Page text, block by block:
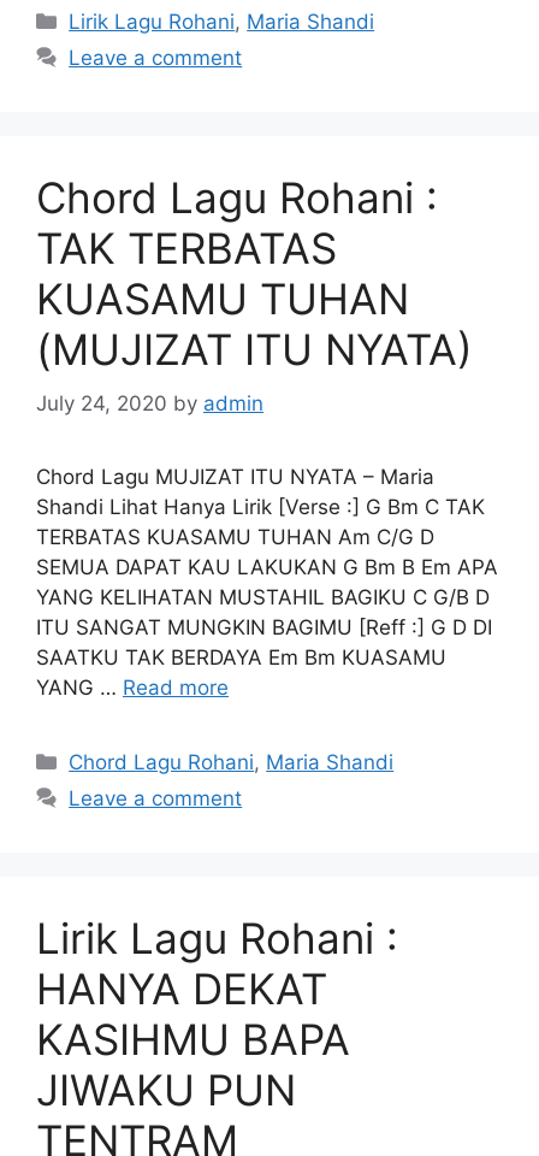
Categories
Lirik Lagu Rohani, Maria Shandi
Leave a comment
Chord Lagu Rohani :
TAK TERBATAS
KUASAMU TUHAN
(MUJIZAT ITU NYATA)
July 24, 2020 by admin
Chord Lagu MUJIZAT ITU NYATA – Maria
Shandi Lihat Hanya Lirik [Verse :] G Bm C TAK
TERBATAS KUASAMU TUHAN Am C/G D
SEMUA DAPAT KAU LAKUKAN G Bm B Em APA
YANG KELIHATAN MUSTAHIL BAGIKU C G/B D
ITU SANGAT MUNGKIN BAGIMU [Reff :] G D DI
SAATKU TAK BERDAYA Em Bm KUASAMU
YANG … Read more
Categories
Chord Lagu Rohani, Maria Shandi
Leave a comment
Lirik Lagu Rohani :
HANYA DEKAT
KASIHMU BAPA
JIWAKU PUN
TENTRAM